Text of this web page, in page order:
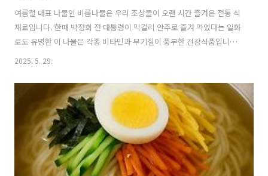
여름철 대표 나물인 비름나물은 우리 조상들이 오랜 시간 즐겨온 전통 식
재료입니다. 한때 박정희 전 대통령이 막걸리 안주로 즐겨 먹었다는 일화
로도 유명한 이 나물은 각종 비타민과 무기질이 풍부한 건강식품입니다.
며, 왜 우리의 건강에 이로울까요? 🌿 비름나물의 정의와 종류: 밭에서
자라는 건강 지킴이비름나물은 비름과에 속하는 한해살이풀로, 우리나
라 전역의 밭이나 길가에서 흔히 볼 수 있는 나물입니다.특별한 재배 기
술 없이도 척박한 땅에서 잘 자라기 때문에 예로부터 구황작물로도 활용
되었습니다.크게 참비름, 개비름, 쇠비름 등으로 나눌 수 있는데, 우리가
주로..
2025. 5. 29.